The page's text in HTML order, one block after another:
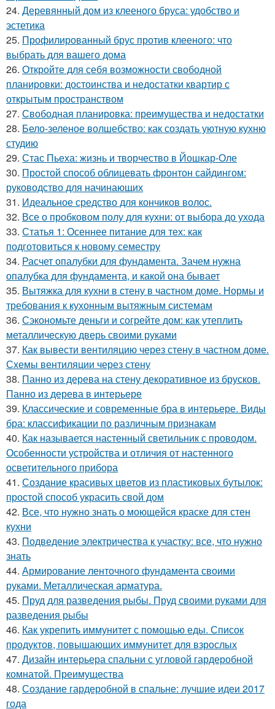
24. Деревянный дом из клееного бруса: удобство и
эстетика
25. Профилированный брус против клееного: что
выбрать для вашего дома
26. Откройте для себя возможности свободной
планировки: достоинства и недостатки квартир с
открытым пространством
27. Свободная планировка: преимущества и недостатки
28. Бело-зеленое волшебство: как создать уютную кухню
студию
29. Стас Пьеха: жизнь и творчество в Йошкар-Оле
30. Простой способ облицевать фронтон сайдингом:
руководство для начинающих
31. Идеальное средство для кончиков волос.
32. Все о пробковом полу для кухни: от выбора до ухода
33. Статья 1: Осеннее питание для тех: как
подготовиться к новому семестру
34. Расчет опалубки для фундамента. Зачем нужна
опалубка для фундамента, и какой она бывает
35. Вытяжка для кухни в стену в частном доме. Нормы и
требования к кухонным вытяжным системам
36. Сэкономьте деньги и согрейте дом: как утеплить
металлическую дверь своими руками
37. Как вывести вентиляцию через стену в частном доме.
Схемы вентиляции через стену
38. Панно из дерева на стену декоративное из брусков.
Панно из дерева в интерьере
39. Классические и современные бра в интерьере. Виды
бра: классификации по различным признакам
40. Как называется настенный светильник с проводом.
Особенности устройства и отличия от настенного
осветительного прибора
41. Создание красивых цветов из пластиковых бутылок:
простой способ украсить свой дом
42. Все, что нужно знать о моющейся краске для стен
кухни
43. Подведение электричества к участку: все, что нужно
знать
44. Армирование ленточного фундамента своими
руками. Металлическая арматура.
45. Пруд для разведения рыбы. Пруд своими руками для
разведения рыбы
46. Как укрепить иммунитет с помощью еды. Список
продуктов, повышающих иммунитет для взрослых
47. Дизайн интерьера спальни с угловой гардеробной
комнатой. Преимущества
48. Создание гардеробной в спальне: лучшие идеи 2017
года